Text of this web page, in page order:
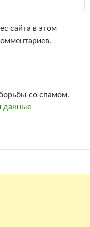
сайта в этом
со спамом.
данные